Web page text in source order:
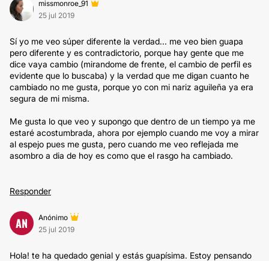
missmonroe_91
25 jul 2019
Sí yo me veo súper diferente la verdad... me veo bien guapa
pero diferente y es contradictorio, porque hay gente que me
dice vaya cambio (mirandome de frente, el cambio de perfil es
evidente que lo buscaba) y la verdad que me digan cuanto he
cambiado no me gusta, porque yo con mi nariz aguileña ya era
segura de mi misma.
Me gusta lo que veo y supongo que dentro de un tiempo ya me
estaré acostumbrada, ahora por ejemplo cuando me voy a mirar
al espejo pues me gusta, pero cuando me veo reflejada me
asombro a dia de hoy es como que el rasgo ha cambiado.
Responder
AN
Anónimo
25 jul 2019
Hola! te ha quedado genial y estás guapísima. Estoy pensando